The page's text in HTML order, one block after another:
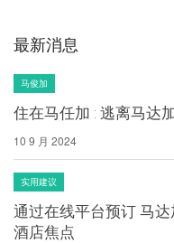
最新消息
马俊加
住在马任加 : 逃离马达
10 9 月 2024
实用建议
通过在线平台预订 马
酒店焦点